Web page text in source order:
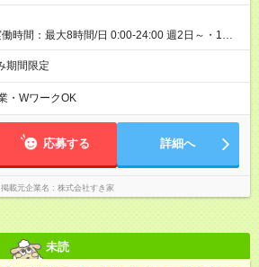
時間：最大8時間/日 0:00-24:00 週2日～・1日
ト例＞ 〇朝帯 5:00-9:00 〇昼帯 9:00-14:00 〇午
〇夜帯 18:00-22:00 〇深夜帯 22:00-翌5:00 基
期間限定
・WワークOK
応募する 詳細へ
掲載元企業名 株式会社すき家
未読